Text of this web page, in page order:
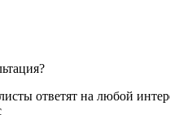
ответят на любой